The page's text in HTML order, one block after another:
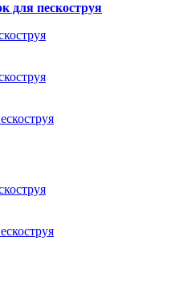
для пескоструя